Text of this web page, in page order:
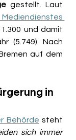
gestellt. Laut
und damit
(5.749). Nach
auf dem
in
Behörde steht
sich immer